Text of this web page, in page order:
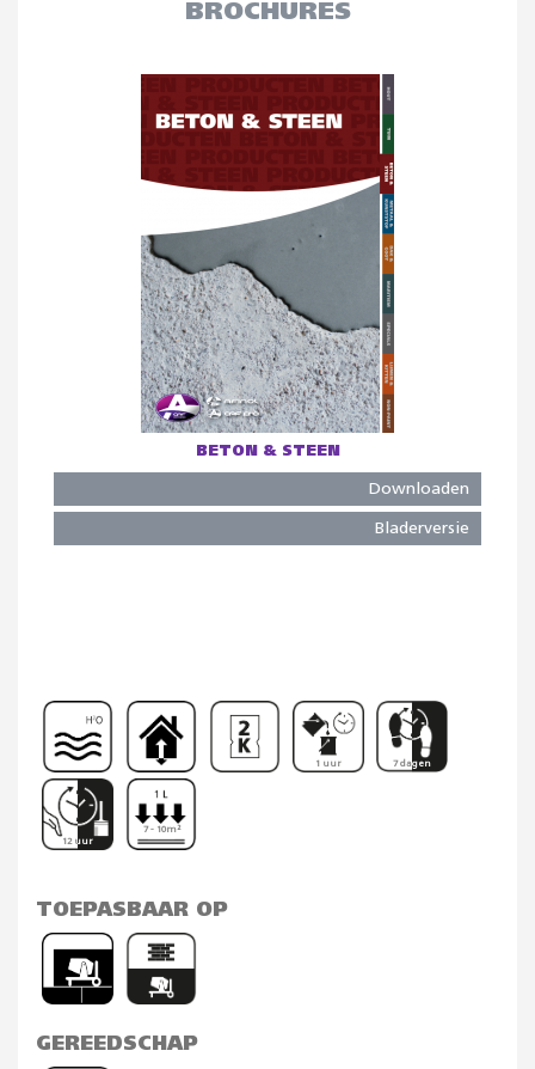
BROCHURES
BETON & STEEN
Downloaden
Bladerversie
1 uur 7 dagen
12 uur
7 - 10m²
TOEPASBAAR OP
GEREEDSCHAP